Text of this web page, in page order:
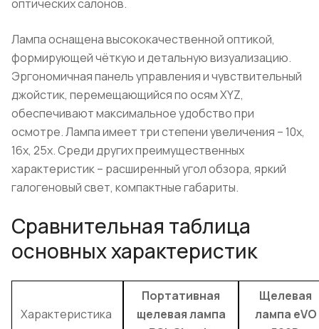
оптических салонов.
Лампа оснащена высококачественной оптикой,
формирующей чёткую и детальную визуализацию.
Эргономичная панель управления и чувствительный
джойстик, перемещающийся по осям XYZ,
обеспечивают максимальное удобство при
осмотре. Лампа имеет три степени увеличения – 10х,
16х, 25х. Среди других преимущественных
характеристик – расширенный угол обзора, яркий
галогеновый свет, компактные габариты.
Сравнительная таблица
основных характеристик
Характеристика
Портативная
щелевая лампа
Щелевая
лампа eVO